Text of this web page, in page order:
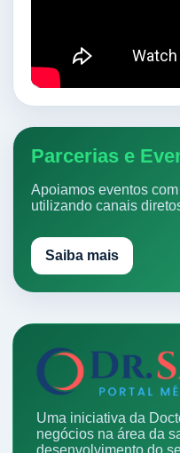
Parcerias e
Apoiamos eventos
utilizando canais
Saiba mais
Uma iniciativa da
negócios na área da
desenvolvimento do